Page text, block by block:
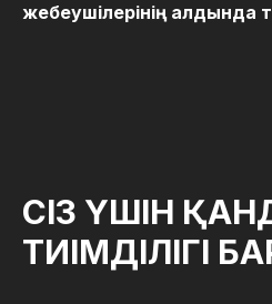
жебеушілерінің алдында
СІЗ ҮШІН
ТИІМДІЛІГІ